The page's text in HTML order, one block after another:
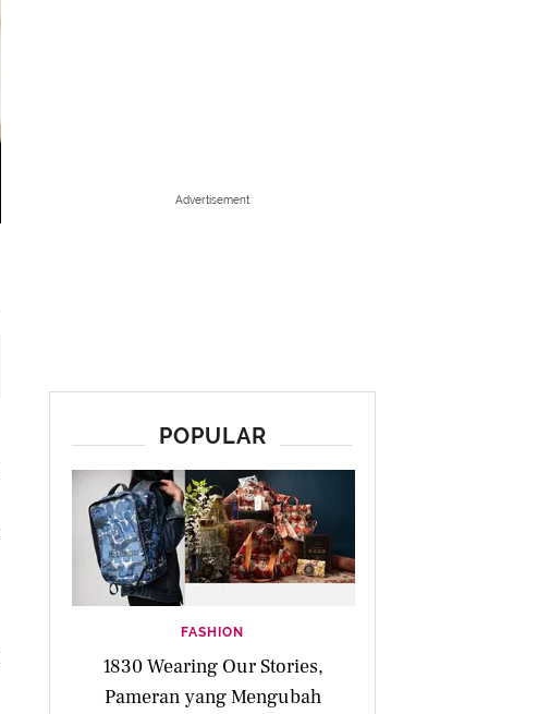
Advertisement
POPULAR
FASHION
1830 Wearing Our Stories,
Pameran yang Mengubah